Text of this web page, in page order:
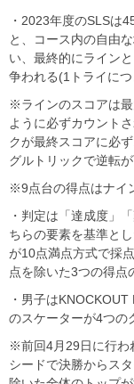
・2023年度のSLSは
と、コース内の自由
い、最終的にライン
争われる(1トライにつ
※ラインのスコアは
ように必ずカウント
クが最終スコアに必
グルトリックで逆転が
※9点台の得点はナイ
・判定は「達成度」
ちらの要素を基準と
が10点満点方式で採
点を除いた3つの得点
・男子は
のスケーターが4つの
※前回4月29日に行わ
シードで決勝からス